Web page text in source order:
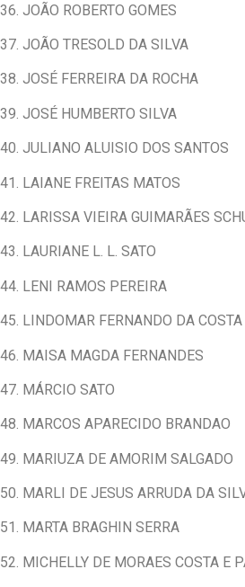
36. JOÃO ROBERTO GOMES
37. JOÃO TRESOLD DA SILVA
38. JOSÉ FERREIRA DA ROCHA
39. JOSÉ HUMBERTO SILVA
40. JULIANO ALUISIO DOS SANTOS
41. LAIANE FREITAS MATOS
42. LARISSA VIEIRA GUIMARÃES
43. LAURIANE L. L. SATO
44. LENI RAMOS PEREIRA
45. LINDOMAR FERNANDO DA COSTA
46. MAISA MAGDA FERNANDES
47. MÁRCIO SATO
48. MARCOS APARECIDO BRANDAO
49. MARIUZA DE AMORIM SALGADO
50. MARLI DE JESUS ARRUDA DA
51. MARTA BRAGHIN SERRA
52. MICHELLY DE MORAES COSTA E